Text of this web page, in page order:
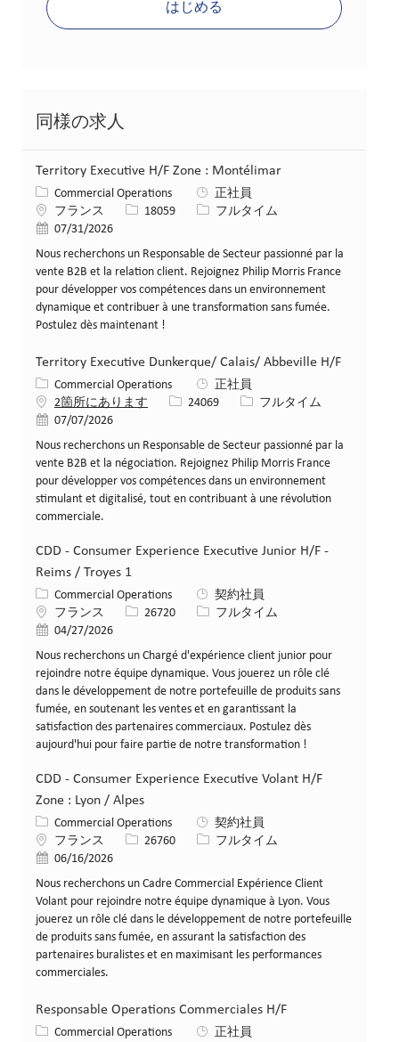
はじめる
同様の求人
Territory Executive H/F Zone : Montélimar
カテゴリー
Commercial Operations
正社員
場所フランス 求人ID18059 役職フルタイム
投稿日07/31/2026
Nous recherchons un Responsable de Secteur passionné par la
vente B2B et la relation client. Rejoignez Philip Morris France
pour développer vos compétences dans un environnement
dynamique et contribuer à une transformation sans fumée.
Postulez dès maintenant !
Territory Executive Dunkerque/ Calais/ Abbeville H/F
カテゴリー
Commercial Operations
正社員
2箇所にあります
求人ID24069 役職フルタイム
投稿日07/07/2026
Nous recherchons un Responsable de Secteur passionné par la
vente B2B et la négociation. Rejoignez Philip Morris France
pour développer vos compétences dans un environnement
stimulant et digitalisé, tout en contribuant à une révolution
commerciale.
CDD - Consumer Experience Executive Junior H/F -
Reims / Troyes 1
カテゴリー
Commercial Operations
契約社員
場所フランス 求人ID26720 役職フルタイム
投稿日04/27/2026
Nous recherchons un Chargé d'expérience client junior pour
rejoindre notre équipe dynamique. Vous jouerez un rôle clé
dans le développement de notre portefeuille de produits sans
fumée, en soutenant les ventes et en garantissant la
satisfaction des partenaires commerciaux. Postulez dès
aujourd'hui pour faire partie de notre transformation !
CDD - Consumer Experience Executive Volant H/F
Zone : Lyon / Alpes
カテゴリー
Commercial Operations
契約社員
場所フランス 求人ID26760 役職フルタイム
投稿日06/16/2026
Nous recherchons un Cadre Commercial Expérience Client
Volant pour rejoindre notre équipe dynamique à Lyon. Vous
jouerez un rôle clé dans le développement de notre portefeuille
de produits sans fumée, en assurant la satisfaction des
partenaires buralistes et en maximisant les performances
commerciales.
Responsable Operations Commerciales H/F
カテゴリー
Commercial Operations
正社員